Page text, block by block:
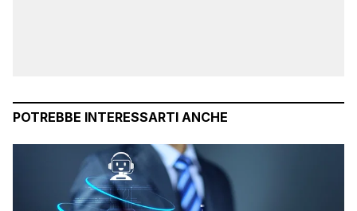
POTREBBE INTERESSARTI ANCHE